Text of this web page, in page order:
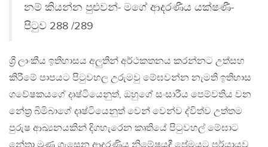
නම් කියන්න පුළුවන්- මගේ ආදරණීය යක්ෂණී-
පිටුව 288 /289
ශ්‍රී ලාංකීය ඉතිහාසය අලුතින් අර්ථකතනය කරන්නට උත්සහ
කිරීමේ පාපයට පිටුවහල උරුමවු මේඝවන්න නැමති ඉතිහාස
ගවේෂකයගේ දෘෂ්ටියෙනුත්, ඔහුගේ සංසාරීය පෙම්වතිය වන
නේත්‍ර බිමිබාගේ දෘෂ්ටියෙනුත් වෙන් වෙන්ව ද්විත්ව උත්තම
පුරුෂ ආඛ්‍යනයකින් දිගහැරෙන කෘතියේ පිටුවහල් මේඝාට